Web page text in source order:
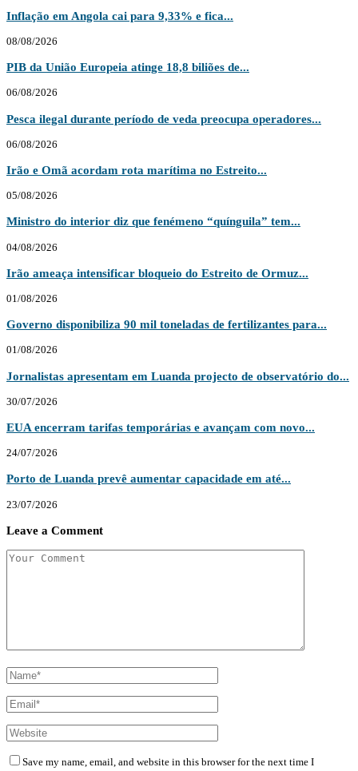
Inflação em Angola cai para 9,33% e fica...
08/08/2026
PIB da União Europeia atinge 18,8 biliões de...
06/08/2026
Pesca ilegal durante período de veda preocupa operadores...
06/08/2026
Irão e Omã acordam rota marítima no Estreito...
05/08/2026
Ministro do interior diz que fenémeno “quínguila” tem...
04/08/2026
Irão ameaça intensificar bloqueio do Estreito de Ormuz...
01/08/2026
Governo disponibiliza 90 mil toneladas de fertilizantes para...
01/08/2026
Jornalistas apresentam em Luanda projecto de observatório do...
30/07/2026
EUA encerram tarifas temporárias e avançam com novo...
24/07/2026
Porto de Luanda prevê aumentar capacidade em até...
23/07/2026
Leave a Comment
Save my name, email, and website in this browser for the next time I